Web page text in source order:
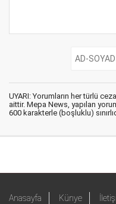
UYARI: Yorumların her türlü
aittir. Mepa News, yapılan
600 karakterle (boşluklu)
Anasayfa Künye